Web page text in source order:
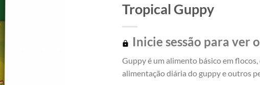
Tropical Guppy
Inicie sessão para ver
Guppy é um alimento básico em
alimentação diária do guppy e outros